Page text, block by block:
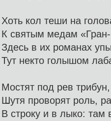
Хоть кол теши на
К святым медам
Здесь в их романах
Тут некто голышом
Мостят под рев
Шутя проворят роль,
В строку и в лыко: там